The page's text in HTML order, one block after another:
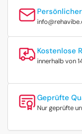
Kostenlose
innerhalb von
Geprüfte
Nur geprüfte